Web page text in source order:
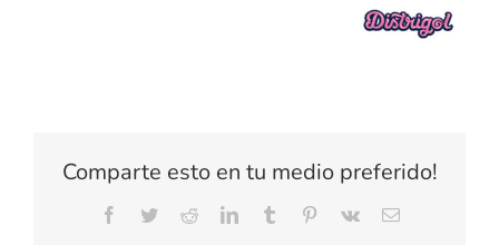
Comparte esto en tu medio preferido!
Facebook
TwitterRedditLinkedInTumblr Pinterest
Vk
Correo